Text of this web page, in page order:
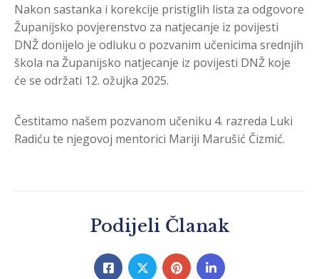
Nakon sastanka i korekcije pristiglih lista za odgovore
Županijsko povjerenstvo za natjecanje iz povijesti
DNŽ donijelo je odluku o pozvanim učenicima srednjih
škola na Županijsko natjecanje iz povijesti DNŽ koje
će se održati 12. ožujka 2025.
Čestitamo našem pozvanom učeniku 4. razreda Luki
Radiću te njegovoj mentorici Mariji Marušić Čizmić.
Podijeli Članak